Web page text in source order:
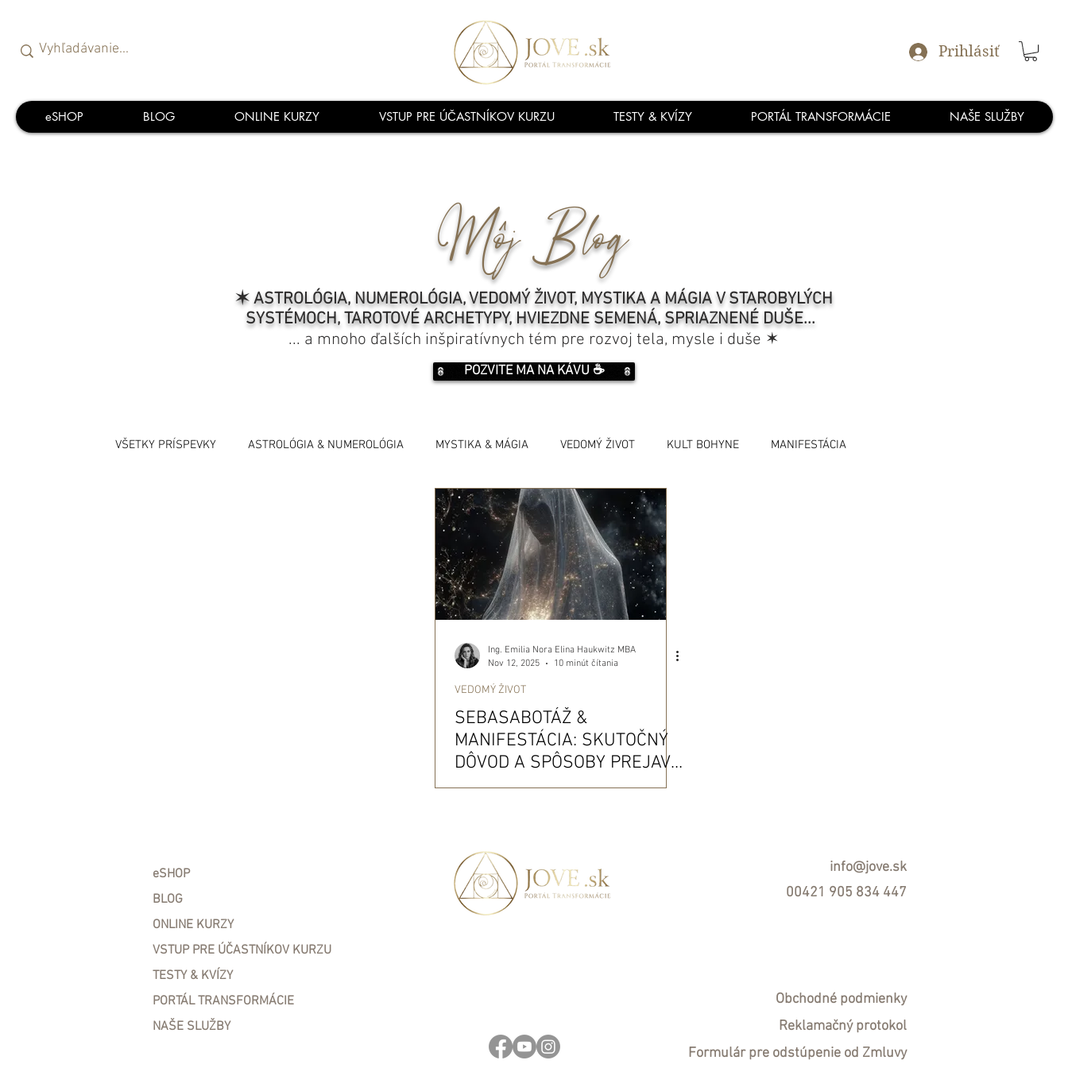
Prihlásiť
eSHOP BLOG ONLINE KURZY VSTUP PRE ÚČASTNÍKOV KURZU TESTY & KVÍZY PORTÁL TRANSFORMÁCIE NAŠE SLUŽBY
Môj Blog
✶ ASTROLÓGIA, NUMEROLÓGIA, VEDOMÝ ŽIVOT, MYSTIKA A MÁGIA V STAROBYLÝCH
SYSTÉMOCH, TAROTOVÉ ARCHETYPY, HVIEZDNE SEMENÁ, SPRIAZNENÉ DUŠE...
... a mnoho ďalších inšpiratívnych tém pre rozvoj tela, mysle i duše ✶
POZVITE MA NA KÁVU ☕️
VŠETKY PRÍSPEVKY ASTROLÓGIA & NUMEROLÓGIA MYSTIKA & MÁGIA VEDOMÝ ŽIVOT KULT BOHYNE MANIFESTÁCIA
Ing. Emilia Nora Elina Haukwitz MBA
Nov 12, 2025
10 minút čítania
VEDOMÝ ŽIVOT
SEBASABOTÁŽ &
MANIFESTÁCIA: SKUTOČNÝ
DÔVOD A SPÔSOBY PREJAVU
V NAŠOM ŽIVOTE + 4 KROKY
SEBASABOTÁŽE
eSHOP
BLOG
ONLINE KURZY
VSTUP PRE ÚČASTNÍKOV KURZU
TESTY & KVÍZY
PORTÁL TRANSFORMÁCIE
NAŠE SLUŽBY
info@jove.sk
00421 905 834 447
Obchodné podmienky
Reklamačný protokol
Formulár pre odstúpenie od Zmluvy